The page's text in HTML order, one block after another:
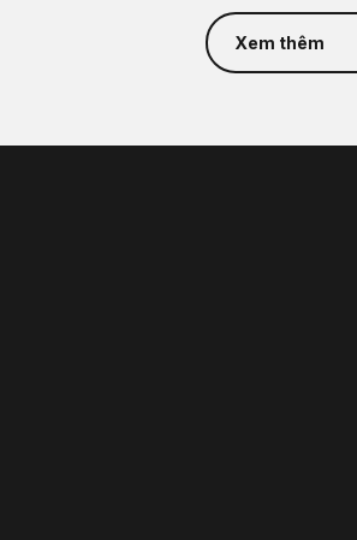
Xem thêm